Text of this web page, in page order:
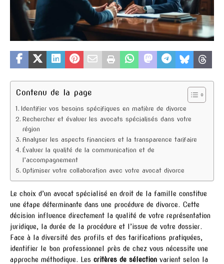
Contenu de la page
Identifier vos besoins spécifiques en matière de divorce
Rechercher et évaluer les avocats spécialisés dans votre
région
Analyser les aspects financiers et la transparence tarifaire
Évaluer la qualité de la communication et de
l’accompagnement
Optimiser votre collaboration avec votre avocat divorce
Le choix d’un avocat spécialisé en droit de la famille constitue
une étape déterminante dans une procédure de divorce. Cette
décision influence directement la qualité de votre représentation
juridique, la durée de la procédure et l’issue de votre dossier.
Face à la diversité des profils et des tarifications pratiquées,
identifier le bon professionnel près de chez vous nécessite une
approche méthodique. Les critères de sélection varient selon la